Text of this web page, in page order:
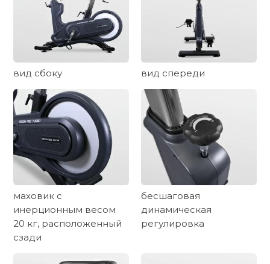
вид сбоку вид спереди
маховик с
инерционным весом
20 кг, расположенный
сзади
бесшаговая
динамическая
регулировка